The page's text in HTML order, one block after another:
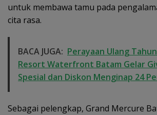
untuk membawa tamu pada
cita rasa.
BACA JUGA: Perayaan Ulang
Resort Waterfront Batam Gelar
Spesial dan Diskon Menginap 24
Sebagai pelengkap, Grand Mercure